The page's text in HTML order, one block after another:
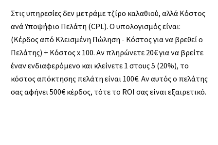
Στις υπηρεσίες δεν μετράμε τζίρο καλαθιού, αλλά Κόστος
ανά Υποψήφιο Πελάτη (CPL). Ο υπολογισμός είναι:
(Κέρδος από Κλεισμένη Πώληση - Κόστος για να βρεθεί ο
Πελάτης) ÷ Κόστος x 100. Αν πληρώνετε 20€ για να βρείτε
έναν ενδιαφερόμενο και κλείνετε 1 στους 5 (20%), το
κόστος απόκτησης πελάτη είναι 100€. Αν αυτός ο πελάτης
σας αφήνει 500€ κέρδος, τότε το ROI σας είναι εξαιρετικό.